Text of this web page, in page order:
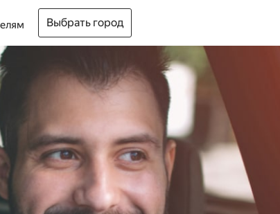
Выбрать город